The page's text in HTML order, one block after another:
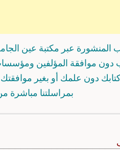
المنشورة عبر مكتبة عين
دون موافقة المؤلفين
دون علمك أو بغير
بمراسلتنا مباشرة